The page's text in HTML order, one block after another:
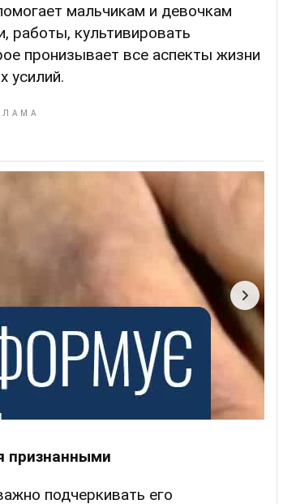
мальчикам и девочкам
работы, культивировать
пронизывает все аспекты жизни
усилий.
признанными
подчеркивать его